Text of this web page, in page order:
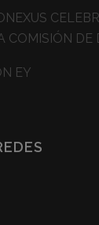
COMISIÓN DE
EY